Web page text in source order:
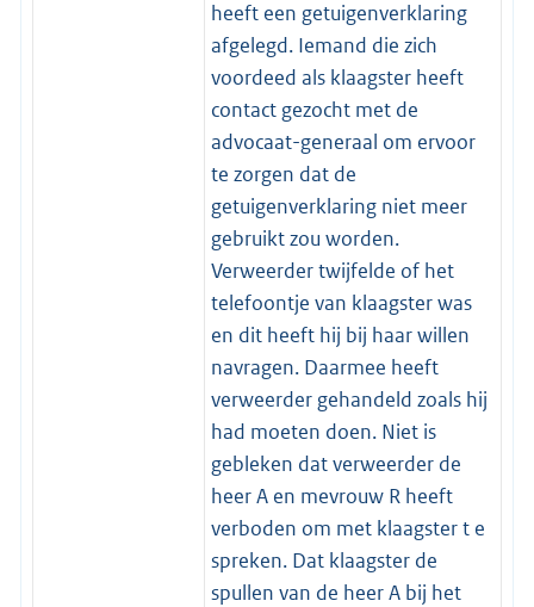
heeft een getuigenverklaring
afgelegd. Iemand die zich
voordeed als klaagster heeft
contact gezocht met de
advocaat-generaal om ervoor
te zorgen dat de
getuigenverklaring niet meer
gebruikt zou worden.
Verweerder twijfelde of het
telefoontje van klaagster was
en dit heeft hij bij haar willen
navragen. Daarmee heeft
verweerder gehandeld zoals hij
had moeten doen. Niet is
gebleken dat verweerder de
heer A en mevrouw R heeft
verboden om met klaagster t e
spreken. Dat klaagster de
spullen van de heer A bij het